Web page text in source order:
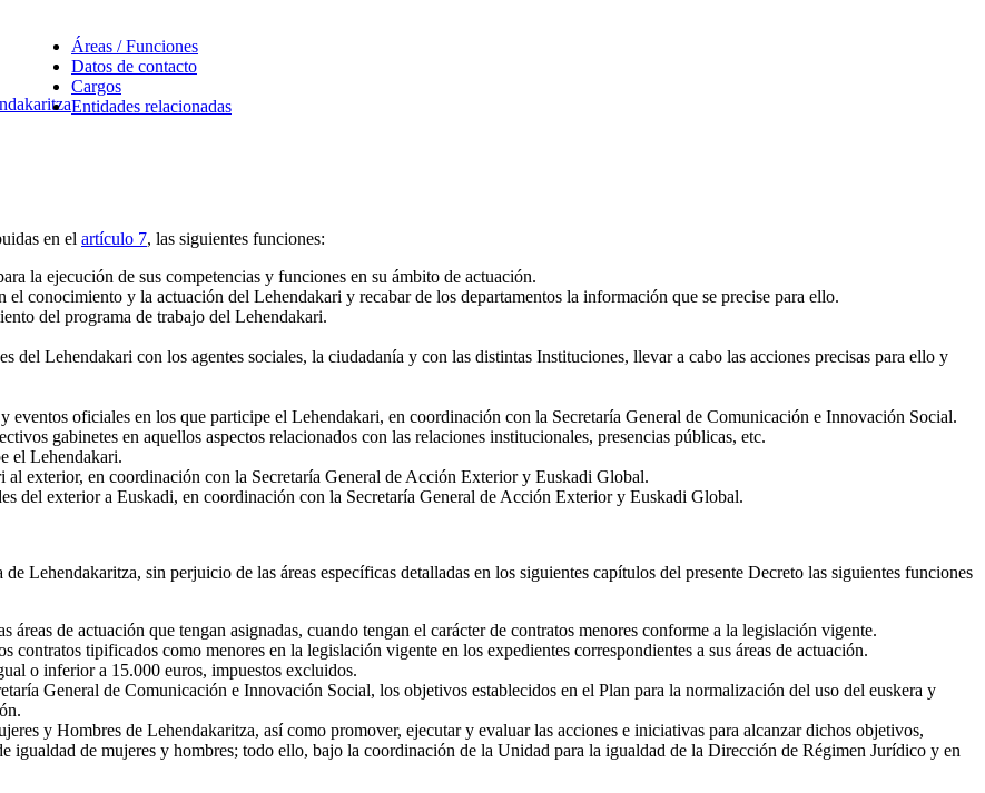
Áreas / Funciones
Datos de contacto
Cargos
Entidades relacionadas
en el artículo 7, las siguientes funciones:
la ejecución de sus competencias y funciones en su ámbito de actuación.
conocimiento y la actuación del Lehendakari y recabar de los departamentos la información que se precise para ello.
del programa de trabajo del Lehendakari.
del Lehendakari con los agentes sociales, la ciudadanía y con las distintas Instituciones, llevar a cabo las acciones precisas para ello y
eventos oficiales en los que participe el Lehendakari, en coordinación con la Secretaría General de Comunicación e Innovación Social.
gabinetes en aquellos aspectos relacionados con las relaciones institucionales, presencias públicas, etc.
el Lehendakari.
exterior, en coordinación con la Secretaría General de Acción Exterior y Euskadi Global.
del exterior a Euskadi, en coordinación con la Secretaría General de Acción Exterior y Euskadi Global.
Lehendakaritza, sin perjuicio de las áreas específicas detalladas en los siguientes capítulos del presente Decreto las siguientes funciones
áreas de actuación que tengan asignadas, cuando tengan el carácter de contratos menores conforme a la legislación vigente.
contratos tipificados como menores en la legislación vigente en los expedientes correspondientes a sus áreas de actuación.
o inferior a 15.000 euros, impuestos excluidos.
General de Comunicación e Innovación Social, los objetivos establecidos en el Plan para la normalización del uso del euskera y
y Hombres de Lehendakaritza, así como promover, ejecutar y evaluar las acciones e iniciativas para alcanzar dichos objetivos,
igualdad de mujeres y hombres; todo ello, bajo la coordinación de la Unidad para la igualdad de la Dirección de Régimen Jurídico y en